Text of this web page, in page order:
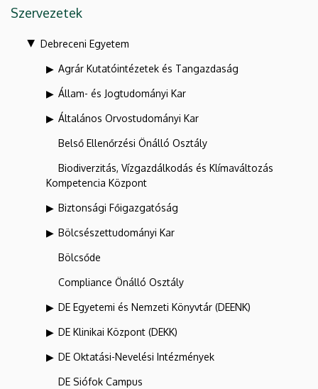
Szervezetek
Debreceni Egyetem
Agrár Kutatóintézetek és Tangazdaság
Állam- és Jogtudományi Kar
Általános Orvostudományi Kar
Belső Ellenőrzési Önálló Osztály
Biodiverzitás, Vízgazdálkodás és Klímaváltozás
Kompetencia Központ
Biztonsági Főigazgatóság
Bölcsészettudományi Kar
Bölcsőde
Compliance Önálló Osztály
DE Egyetemi és Nemzeti Könyvtár (DEENK)
DE Klinikai Központ (DEKK)
DE Oktatási-Nevelési Intézmények
DE Siófok Campus